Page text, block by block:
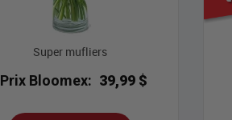
Super mufliers
Prix Bloomex: 39,99 $